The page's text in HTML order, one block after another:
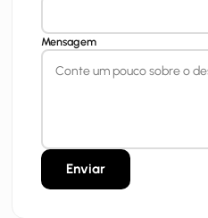
Mensagem
Enviar